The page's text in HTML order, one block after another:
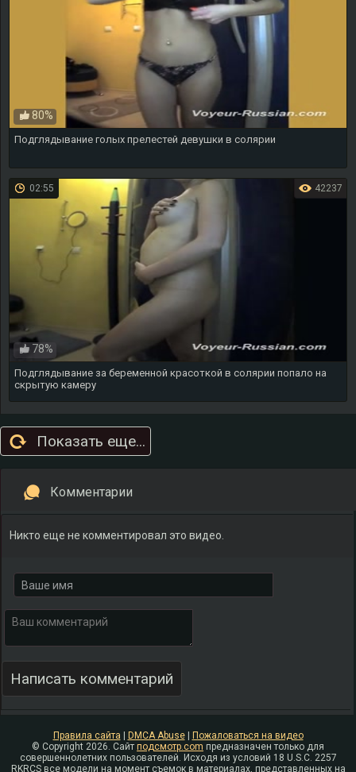
80%
Подглядывание голых прелестей девушки в солярии
42237
02:55
78%
Подглядывание за беременной красоткой в солярии попало на
скрытую камеру
Показать еще...
Комментарии
Никто еще не комментировал это видео.
Правила сайта DMCA Abuse|
Пожаловаться на видео
© Copyright 2026. Сайт подсмотр.com предназначен только для
совершеннолетних пользователей. Исходя из условий 18 U.S.C. 2257
RKRCS все модели на момент съемок в материалах, представленных на